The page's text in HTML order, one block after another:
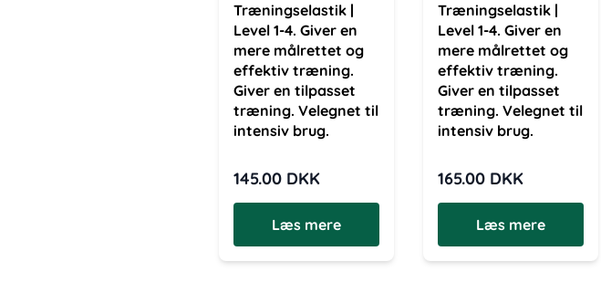
Træningselastik |
Level 1-4. Giver en
mere målrettet og
effektiv træning.
Giver en tilpasset
træning. Velegnet til
intensiv brug.
145.00 DKK
Læs mere
Træningselastik |
Level 1-4. Giver en
mere målrettet og
effektiv træning.
Giver en tilpasset
træning. Velegnet til
intensiv brug.
165.00 DKK
Læs mere